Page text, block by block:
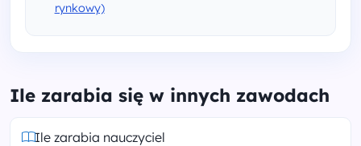
rynkowy)
Ile zarabia się w innych zawodach
Ile zarabia nauczyciel